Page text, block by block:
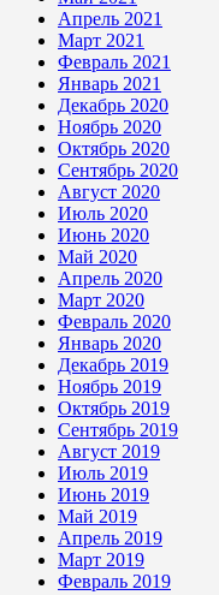
Апрель 2021
Март 2021
Февраль 2021
Январь 2021
Декабрь 2020
Ноябрь 2020
Октябрь 2020
Сентябрь 2020
Август 2020
Июль 2020
Июнь 2020
Май 2020
Апрель 2020
Март 2020
Февраль 2020
Январь 2020
Декабрь 2019
Ноябрь 2019
Октябрь 2019
Сентябрь 2019
Август 2019
Июль 2019
Июнь 2019
Май 2019
Апрель 2019
Март 2019
Февраль 2019